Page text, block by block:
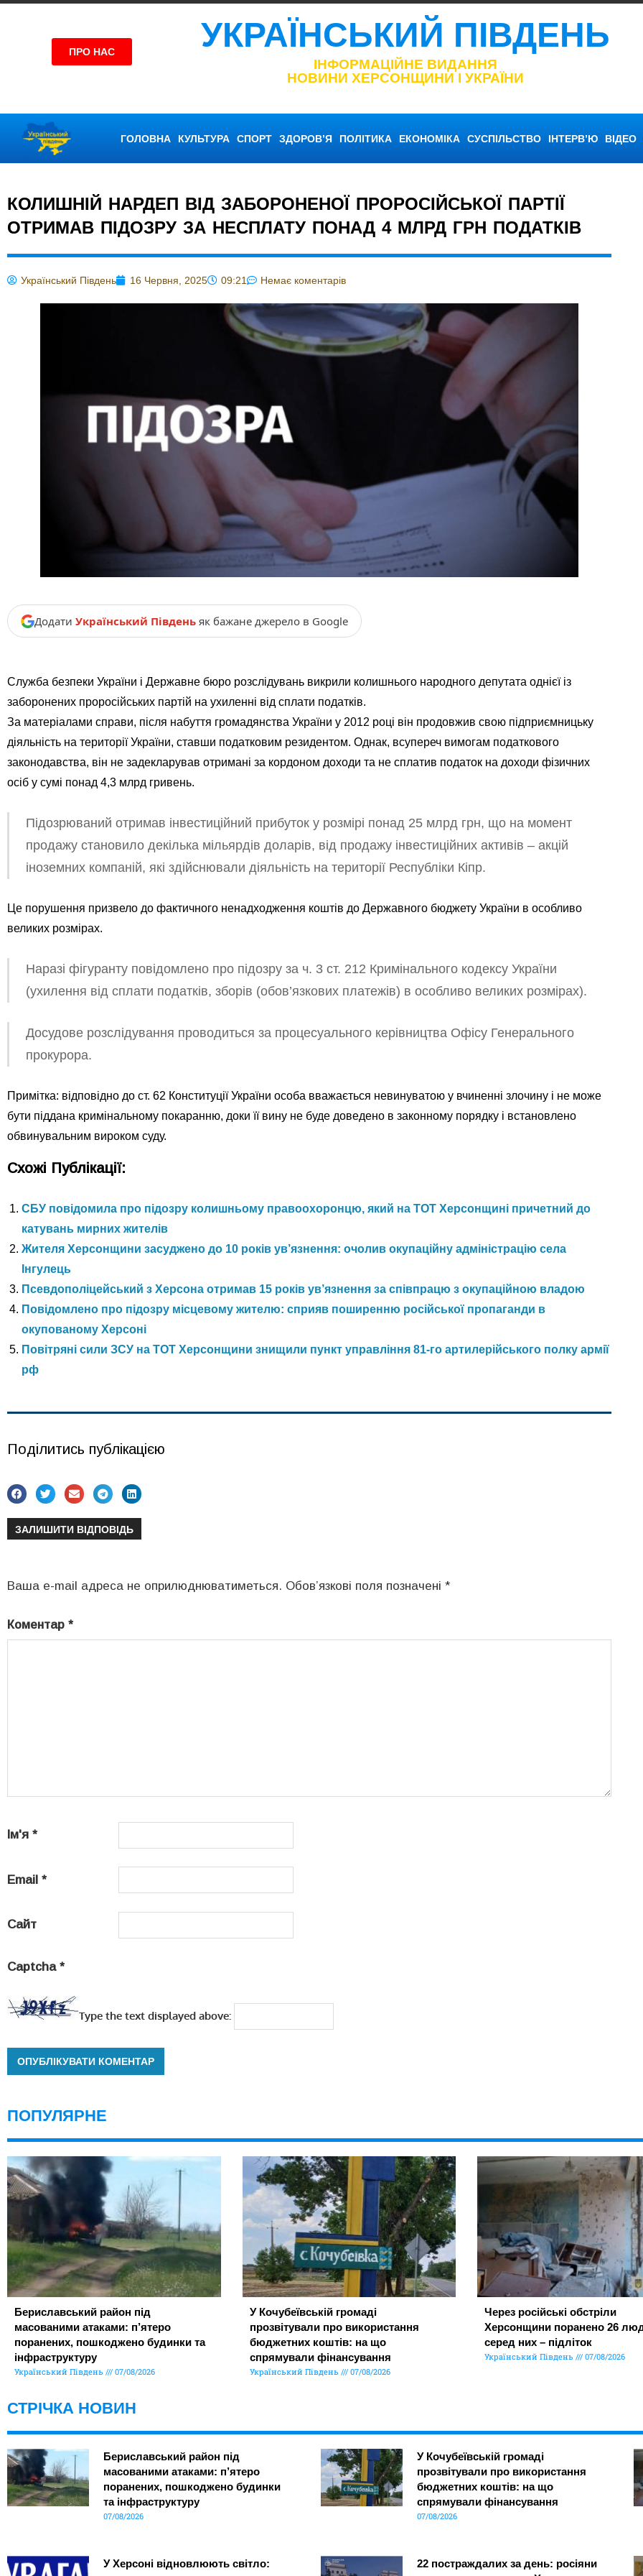
ПРО НАС УКРАЇНСЬКИЙ ПІВДЕНЬ
ІНФОРМАЦІЙНЕ ВИДАННЯ
НОВИНИ ХЕРСОНЩИНИ І УКРАЇНИ
ГОЛОВНА КУЛЬТУРА СПОРТ ЗДОРОВ’Я ПОЛІТИКА ЕКОНОМІКА СУСПІЛЬСТВО ІНТЕРВ’Ю ВІДЕО
КОЛИШНІЙ НАРДЕП ВІД ЗАБОРОНЕНОЇ ПРОРОСІЙСЬКОЇ ПАРТІЇ
ОТРИМАВ ПІДОЗРУ ЗА НЕСПЛАТУ ПОНАД 4 МЛРД ГРН ПОДАТКІВ
Український Південь 16 Червня, 2025 09:21 Немає коментарів
Додати Український Південь як бажане джерело в Google
Служба безпеки України і Державне бюро розслідувань викрили колишнього народного депутата однієї із
заборонених проросійських партій на ухиленні від сплати податків.
За матеріалами справи, після набуття громадянства України у 2012 році він продовжив свою підприємницьку
діяльність на території України, ставши податковим резидентом. Однак, всупереч вимогам податкового
законодавства, він не задекларував отримані за кордоном доходи та не сплатив податок на доходи фізичних
осіб у сумі понад 4,3 млрд гривень.
Підозрюваний отримав інвестиційний прибуток у розмірі понад 25 млрд грн, що на момент
продажу становило декілька мільярдів доларів, від продажу інвестиційних активів – акцій
іноземних компаній, які здійснювали діяльність на території Республіки Кіпр.
Це порушення призвело до фактичного ненадходження коштів до Державного бюджету України в особливо
великих розмірах.
Наразі фігуранту повідомлено про підозру за ч. 3 ст. 212 Кримінального кодексу України
(ухилення від сплати податків, зборів (обов’язкових платежів) в особливо великих розмірах).
Досудове розслідування проводиться за процесуального керівництва Офісу Генерального
прокурора.
Примітка: відповідно до ст. 62 Конституції України особа вважається невинуватою у вчиненні злочину і не може
бути піддана кримінальному покаранню, доки її вину не буде доведено в законному порядку і встановлено
обвинувальним вироком суду.
Схожі Публікації:
СБУ повідомила про підозру колишньому правоохоронцю, який на ТОТ Херсонщині причетний до
катувань мирних жителів
Жителя Херсонщини засуджено до 10 років ув’язнення: очолив окупаційну адміністрацію села
Інгулець
Псевдополіцейський з Херсона отримав 15 років ув’язнення за співпрацю з окупаційною владою
Повідомлено про підозру місцевому жителю: сприяв поширенню російської пропаганди в
окупованому Херсоні
Повітряні сили ЗСУ на ТОТ Херсонщини знищили пункт управління 81-го артилерійського полку армії
рф
Поділитись публікацією
ЗАЛИШИТИ ВІДПОВІДЬ
Ваша e-mail адреса не оприлюднюватиметься. Обов’язкові поля позначені *
Коментар *
Ім'я *
Email *
Сайт
Captcha *
Type the text displayed above:
ПОПУЛЯРНЕ
Бериславський район під
масованими атаками: п’ятеро
поранених, пошкоджено будинки та
інфраструктуру
Український Південь 07/08/2026
У Кочубеївській громаді
прозвітували про використання
бюджетних коштів: на що
спрямували фінансування
Український Південь 07/08/2026
Через російські обстріли
Херсонщини поранено 26
серед них – підліток
Український Південь 07/08/2026
СТРІЧКА НОВИН
Бериславський район під
масованими атаками: п’ятеро
поранених, пошкоджено будинки
та інфраструктуру
07/08/2026
У Кочубеївській громаді
прозвітували про використання
бюджетних коштів: на що
спрямували фінансування
07/08/2026
У Херсоні відновлюють світло:
22 постраждалих за день: росіяни